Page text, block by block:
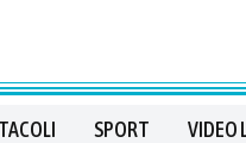
SPORT VIDEO